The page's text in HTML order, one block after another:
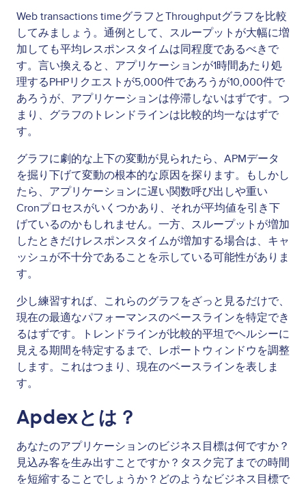
Web transactions timeグラフとThroughputグラフを比較
してみましょう。通例として、スループットが大幅に増
加しても平均レスポンスタイムは同程度であるべきで
す。言い換えると、アプリケーションが1時間あたり処
理するPHPリクエストが5,000件であろうが10,000件で
あろうが、アプリケーションは停滞しないはずです。つ
まり、グラフのトレンドラインは比較的均一なはずで
す。
グラフに劇的な上下の変動が見られたら、APMデータ
を掘り下げて変動の根本的な原因を探ります。もしかし
たら、アプリケーションに遅い関数呼び出しや重い
Cronプロセスがいくつかあり、それが平均値を引き下
げているのかもしれません。一方、スループットが増加
したときだけレスポンスタイムが増加する場合は、キャ
ッシュが不十分であることを示している可能性がありま
す。
少し練習すれば、これらのグラフをざっと見るだけで、
現在の最適なパフォーマンスのベースラインを特定でき
るはずです。トレンドラインが比較的平坦でヘルシーに
見える期間を特定するまで、レポートウィンドウを調整
します。これはつまり、現在のベースラインを表しま
す。
Apdexとは？
あなたのアプリケーションのビジネス目標は何ですか？
見込み客を生み出すことですか？タスク完了までの時間
を短縮することでしょうか？どのようなビジネス目標で